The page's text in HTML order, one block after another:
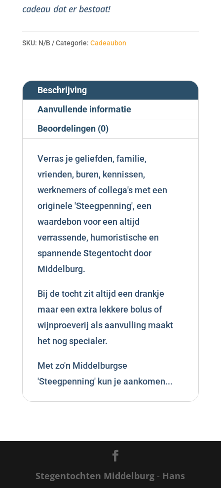
cadeau dat er bestaat!
SKU: N/B Categorie: Cadeaubon
Beschrijving
Aanvullende informatie
Beoordelingen (0)
Verras je geliefden, familie,
vrienden, buren, kennissen,
werknemers of collega's met een
originele 'Steegpenning', een
waardebon voor een altijd
verrassende, humoristische en
spannende Stegentocht door
Middelburg.
Bij de tocht zit altijd een drankje
maar een extra lekkere bolus of
wijnproeverij als aanvulling maakt
het nog specialer.
Met zo'n Middelburgse
'Steegpenning' kun je aankomen...
Stegentochten Middelburg - Hans